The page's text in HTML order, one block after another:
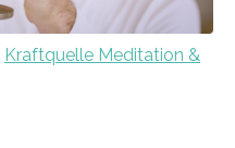
Kraftquelle Meditation &